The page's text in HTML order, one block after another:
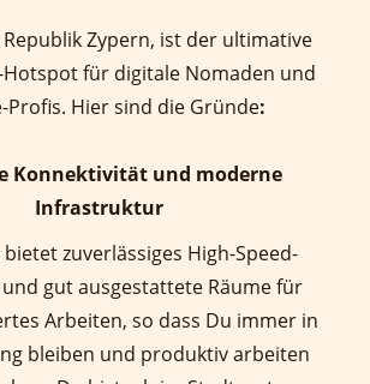
Republik Zypern, ist der ultimative
für digitale Nomaden und
Profis. Hier sind die Gründe:
Konnektivität und moderne
Infrastruktur
bietet zuverlässiges High-Speed-
gut ausgestattete Räume für
Arbeiten, so dass Du immer in
bleiben und produktiv arbeiten